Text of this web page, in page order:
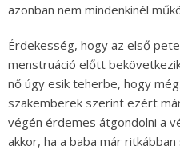
azonban nem mindenkinél
Érdekesség, hogy az első
menstruáció előtt
nő úgy esik teherbe, hogy
szakemberek szerint ezért
végén érdemes átgondolni a
akkor, ha a baba már